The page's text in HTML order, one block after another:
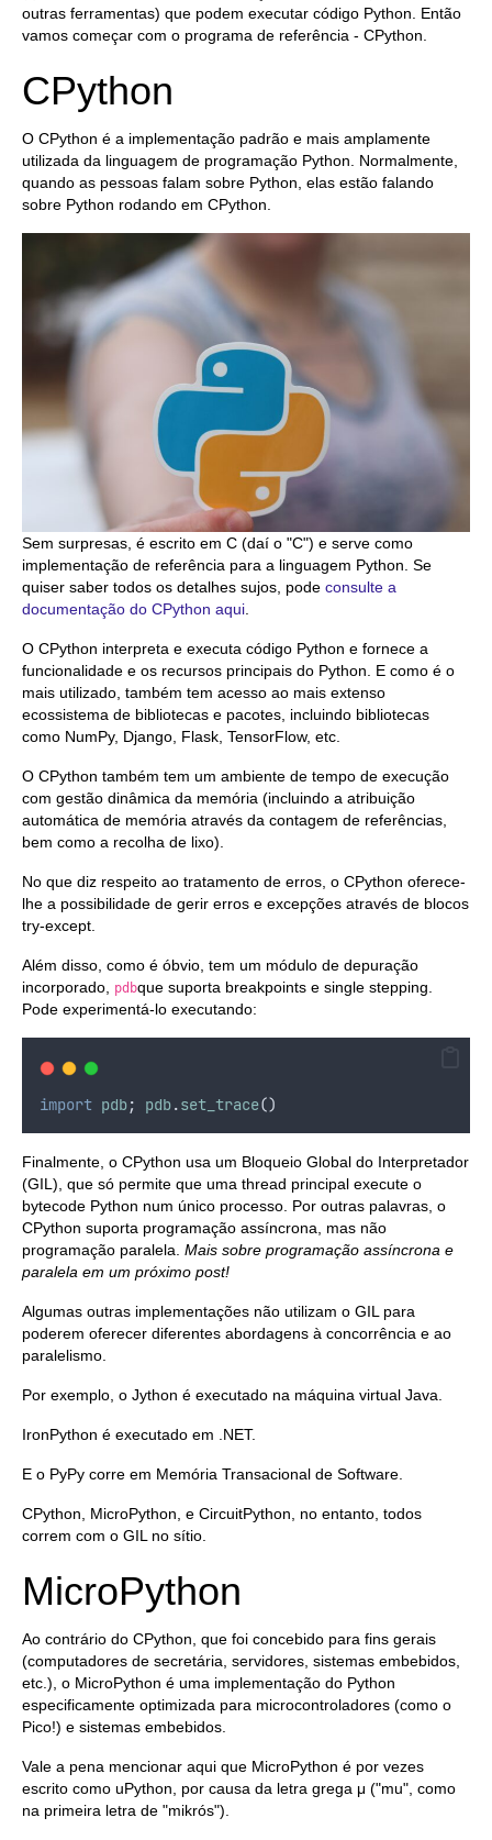
outras ferramentas) que podem executar código Python. Então
vamos começar com o programa de referência - CPython.
CPython
O CPython é a implementação padrão e mais amplamente
utilizada da linguagem de programação Python. Normalmente,
quando as pessoas falam sobre Python, elas estão falando
sobre Python rodando em CPython.
Sem surpresas, é escrito em C (daí o "C") e serve como
implementação de referência para a linguagem Python. Se
quiser saber todos os detalhes sujos, pode consulte a
documentação do CPython aqui.
O CPython interpreta e executa código Python e fornece a
funcionalidade e os recursos principais do Python. E como é o
mais utilizado, também tem acesso ao mais extenso
ecossistema de bibliotecas e pacotes, incluindo bibliotecas
como NumPy, Django, Flask, TensorFlow, etc.
O CPython também tem um ambiente de tempo de execução
com gestão dinâmica da memória (incluindo a atribuição
automática de memória através da contagem de referências,
bem como a recolha de lixo).
No que diz respeito ao tratamento de erros, o CPython oferece-
lhe a possibilidade de gerir erros e excepções através de blocos
try-except.
Além disso, como é óbvio, tem um módulo de depuração
incorporado, pdbque suporta breakpoints e single stepping.
Pode experimentá-lo executando:
import pdb; pdb.set_trace()
Finalmente, o CPython usa um Bloqueio Global do Interpretador
(GIL), que só permite que uma thread principal execute o
bytecode Python num único processo. Por outras palavras, o
CPython suporta programação assíncrona, mas não
programação paralela. Mais sobre programação assíncrona e
paralela em um próximo post!
Algumas outras implementações não utilizam o GIL para
poderem oferecer diferentes abordagens à concorrência e ao
paralelismo.
Por exemplo, o Jython é executado na máquina virtual Java.
IronPython é executado em .NET.
E o PyPy corre em Memória Transacional de Software.
CPython, MicroPython, e CircuitPython, no entanto, todos
correm com o GIL no sítio.
MicroPython
Ao contrário do CPython, que foi concebido para fins gerais
(computadores de secretária, servidores, sistemas embebidos,
etc.), o MicroPython é uma implementação do Python
especificamente optimizada para microcontroladores (como o
Pico!) e sistemas embebidos.
Vale a pena mencionar aqui que MicroPython é por vezes
escrito como uPython, por causa da letra grega μ ("mu", como
na primeira letra de "mikrós").